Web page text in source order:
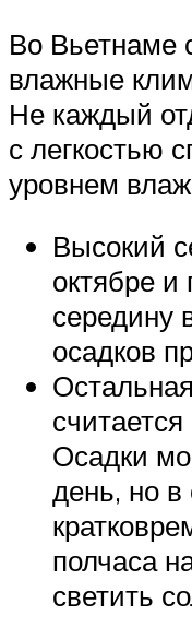
Во Вьетнаме
влажные
Не каждый
с легкостью
уровнем
Высокий
октябре и
середину
осадков
Осадки
день, но
полчаса
светить